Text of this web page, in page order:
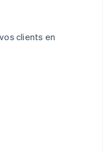
clients en